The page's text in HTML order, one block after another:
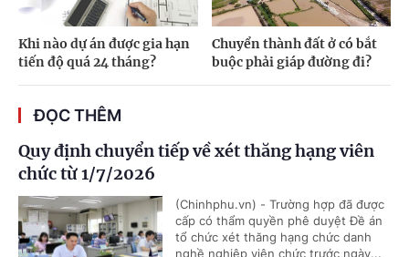
Khi nào dự án được gia hạn
tiến độ quá 24 tháng?
Chuyển thành đất ở có bắt
buộc phải giáp đường đi?
ĐỌC THÊM
Quy định chuyển tiếp về xét thăng hạng viên
chức từ 1/7/2026
(Chinhphu.vn) - Trường hợp đã được
cấp có thẩm quyền phê duyệt Đề án
tổ chức xét thăng hạng chức danh
nghề nghiệp viên chức trước ngày...